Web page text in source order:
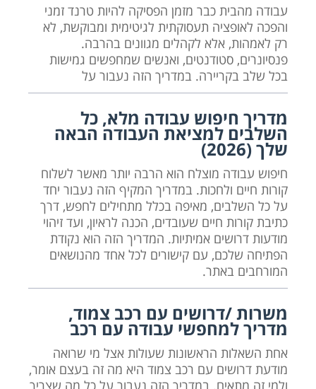
עבודה מהבית כבר מזמן הפסיקה להיות טרנד זמני
והפכה לאופציה תעסוקתית לגיטימית ומבוקשת, לא
רק לאמהות, אלא לקהלים מגוונים בהרבה.
פנסיונרים, סטודנטים, ואנשים שמחפשים גמישות
בכל שלב בקריירה. במדריך הזה נעבור על
מדריך חיפוש עבודה מלא, כל
השלבים למציאת העבודה הבאה
שלך (2026)
חיפוש עבודה מוצלח הוא הרבה יותר מאשר לשלוח
קורות חיים ולחכות. במדריך המקיף הזה נעבור יחד
על כל השלבים, מאיפה בכלל מתחילים לחפש, דרך
כתיבת קורות חיים שעובדים, הכנה לראיון, ועד זיהוי
מודעות דרושים אמיתיות. המדריך הזה הוא נקודת
הפתיחה שלכם, עם קישורים לכל אחד מהנושאים
המורחבים באתר.
משרות /דרושים עם רכב צמוד,
מדריך למחפשי עבודה עם רכב
אחת השאלות הראשונות שעולות אצל מי שרואה
מודעת דרושים עם רכב צמוד היא מה זה בעצם אומר,
ולמי זה מתאים. במדריך הזה נעבור על כל מה שצריך